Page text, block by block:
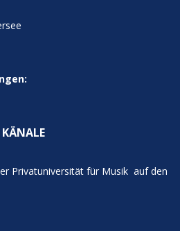
Privatuniversität für Musik auf den